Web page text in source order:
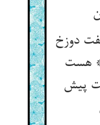
دوزخ
هست
پیش